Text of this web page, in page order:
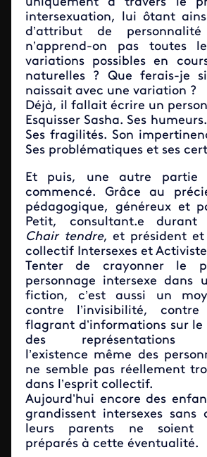
intersexuation, lui ôtant
d’attribut de
n’apprend-on pas toutes
variations possibles en
naturelles ? Que ferais-je
naissait avec une variation ?
Déjà, il fallait écrire un
Esquisser Sasha. Ses
Ses fragilités. Son
Ses problématiques et ses
Et puis, une autre
commencé. Grâce au
pédagogique, généreux et
Petit, consultant.e durant
Chair tendre, et président
collectif Intersexes et
Tenter de crayonner le
personnage intersexe dans
fiction, c’est aussi un
contre l’invisibilité,
flagrant d’informations sur le
des représentations
l’existence même des
ne semble pas réellement
dans l’esprit collectif.
Aujourd’hui encore des
grandissent intersexes
leurs parents ne soient
préparés à cette éventualité.